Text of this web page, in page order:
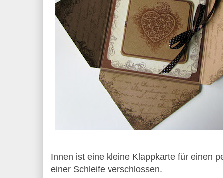
Innen ist eine kleine Klappkarte für einen
einer Schleife verschlossen.